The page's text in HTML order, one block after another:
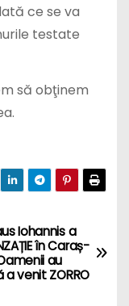
testate
să obţinem
în Caraș-
au
venit ZORRO